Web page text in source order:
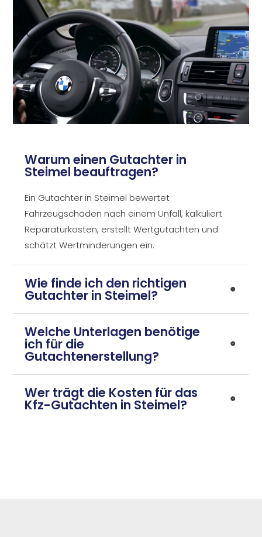
Warum einen Gutachter in
Steimel beauftragen?
Ein Gutachter in Steimel bewertet
Fahrzeugschäden nach einem Unfall, kalkuliert
Reparaturkosten, erstellt Wertgutachten und
schätzt Wertminderungen ein.
Wie finde ich den richtigen
Gutachter in Steimel?
Welche Unterlagen benötige
ich für die
Gutachtenerstellung?
Wer trägt die Kosten für das
Kfz-Gutachten in Steimel?